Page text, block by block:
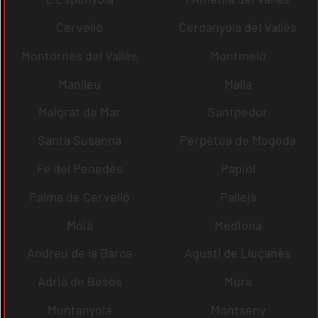
Cervelló
Cerdanyola del Vallès
Montornès del Vallès
Montmeló
Manlleu
Malla
Malgrat de Mar
Santpedor
Santa Susanna
Perpètua de Mogoda
Fe del Penedès
Papiol
Palma de Cervelló
Pallejà
Moià
Mediona
Andreu de la Barca
Agustí de Lluçanès
Adrià de Besòs
Mura
Muntanyola
Montseny